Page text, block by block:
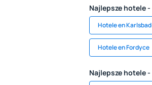
Najlepsze hotele
Hotele en Karlsbad
Hotele en Fordyce
Najlepsze hotele